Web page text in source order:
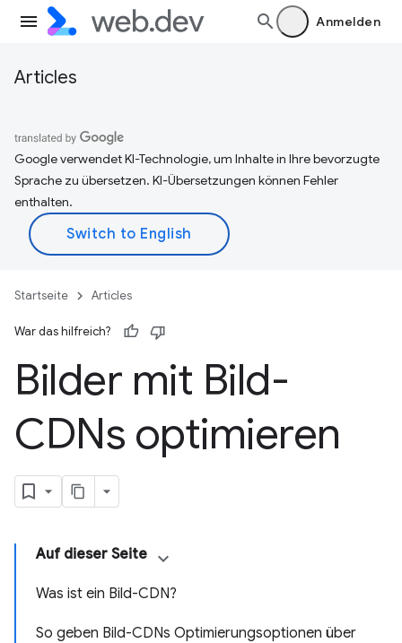
Anmelden
Articles
Google verwendet KI-Technologie, um Inhalte in Ihre bevorzugte
Sprache zu übersetzen. KI-Übersetzungen können Fehler
enthalten.
Startseite Articles
War das hilfreich?
Bilder mit Bild-
CDNs optimieren
Auf dieser Seite
Was ist ein Bild-CDN?
So geben Bild-CDNs Optimierungsoptionen über